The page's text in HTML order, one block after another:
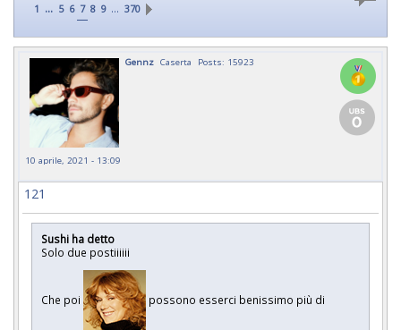
1 ... 5 6 7 8 9 … 370
Gennz Caserta Posts: 15923
10 aprile, 2021 - 13:09
121
Sushi ha detto
Solo due postiiiiii
Che poi possono esserci benissimo più di